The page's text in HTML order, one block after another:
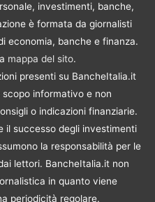
investimenti, banche,
è formata da giornalisti
economia, banche e finanza.
mappa del sito.
presenti su BancheItalia.it
informativo e non
o indicazioni finanziarie.
il successo degli investimenti
la responsabilità per le
lettori. BancheItalia.it non
in quanto viene
periodicità regolare.